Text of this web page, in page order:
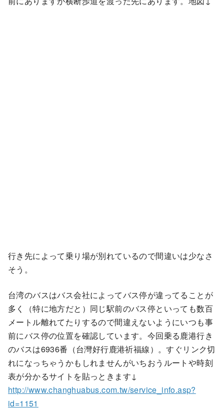
行き先によって乗り場が別れているので間違いは少なさ
そう。
台湾のバスはバス会社によってバス停が違ってることが
多く（特に地方だと）同じ駅前のバス停といっても数百
メートル離れてたりするので間違えないようにいつも事
前にバス停の位置を確認しています。今回乗る鹿港行き
のバスは6936番（台灣好行鹿港祈福線）。すぐリンク切
れになっちゃうかもしれませんがいちおうルートや時刻
表が分かるサイトを貼っときます↓
http://www.changhuabus.com.tw/service_info.asp?
id=1151